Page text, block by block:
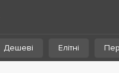
Дешеві Елітні